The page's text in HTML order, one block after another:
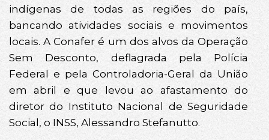
indígenas de todas as regiões do país,
bancando atividades sociais e movimentos
locais. A Conafer é um dos alvos da Operação
Sem Desconto, deflagrada pela Polícia
Federal e pela Controladoria-Geral da União
em abril e que levou ao afastamento do
diretor do Instituto Nacional de Seguridade
Social, o INSS, Alessandro Stefanutto.